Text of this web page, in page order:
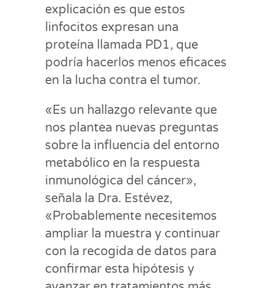
explicación es que estos
linfocitos expresan una
proteína llamada PD1, que
podría hacerlos menos eficaces
en la lucha contra el tumor.
«Es un hallazgo relevante que
nos plantea nuevas preguntas
sobre la influencia del entorno
metabólico en la respuesta
inmunológica del cáncer»,
señala la Dra. Estévez,
«Probablemente necesitemos
ampliar la muestra y continuar
con la recogida de datos para
confirmar esta hipótesis y